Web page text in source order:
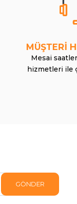
MÜŞTERİ
Mesai
hizmetleri ile
GÖNDER